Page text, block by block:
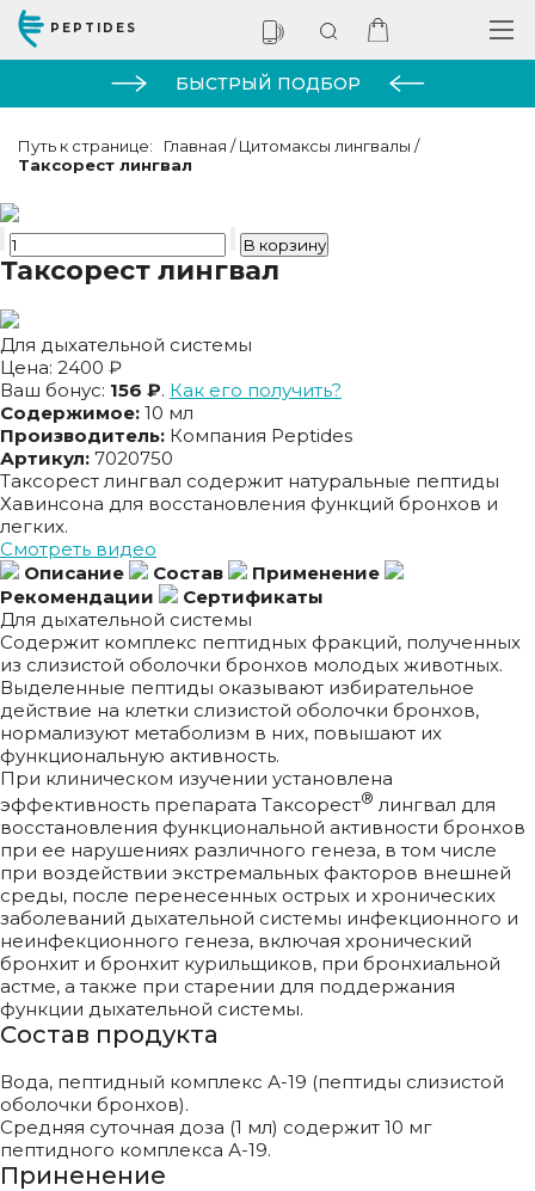
PEPTIDES
БЫСТРЫЙ ПОДБОР
Путь к странице: Главная / Цитомаксы лингвалы /
Таксорест лингвал
Таксорест лингвал
Для дыхательной системы
Цена: 2400 ₽
Ваш бонус: 156 ₽. Как его получить?
Содержимое: 10 мл
Производитель: Компания Peptides
Артикул: 7020750
Таксорест лингвал содержит натуральные пептиды
Хавинсона для восстановления функций бронхов и
легких.
Смотреть видео
Описание
Состав
Применение
Рекомендации
Сертификаты
Для дыхательной системы
Содержит комплекс пептидных фракций, полученных
из слизистой оболочки бронхов молодых животных.
Выделенные пептиды оказывают избирательное
действие на клетки слизистой оболочки бронхов,
нормализуют метаболизм в них, повышают их
функциональную активность.
При клиническом изучении установлена
эффективность препарата Таксорест® лингвал для
восстановления функциональной активности бронхов
при ее нарушениях различного генеза, в том числе
при воздействии экстремальных факторов внешней
среды, после перенесенных острых и хронических
заболеваний дыхательной системы инфекционного и
неинфекционного генеза, включая хронический
бронхит и бронхит курильщиков, при бронхиальной
астме, а также при старении для поддержания
функции дыхательной системы.
Состав продукта
Вода, пептидный комплекс А-19 (пептиды слизистой
оболочки бронхов).
Средняя суточная доза (1 мл) содержит 10 мг
пептидного комплекса А-19.
Приненение